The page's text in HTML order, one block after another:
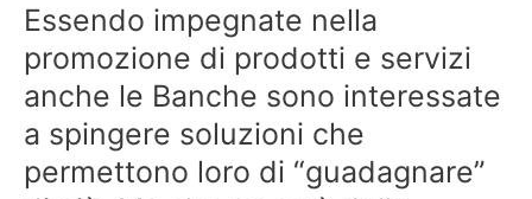
Essendo impegnate nella
promozione di prodotti e servizi
anche le Banche sono interessate
a spingere soluzioni che
permettono loro di “guadagnare”